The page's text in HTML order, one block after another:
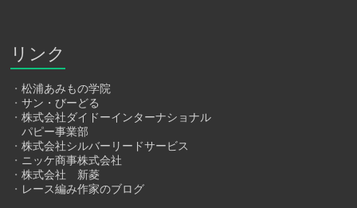
リンク
・松浦あみもの学院
・サン・びーどる
・株式会社ダイドーインターナショナル
パピー事業部
・株式会社シルバーリードサービス
・ ニッケ商事株式会社
・株式会社 新菱
・ レース編み作家のブログ